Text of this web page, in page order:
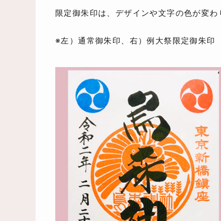
限定御朱印は、デザインや文字の色が変わ
※左）通常御朱印、右）例大祭限定御朱印